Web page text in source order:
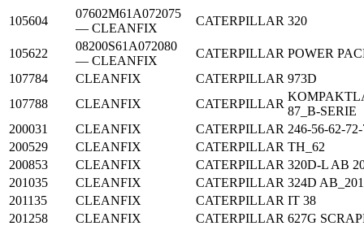
105604
07602M61A072075
— CLEANFIX
CATERPILLAR 320
105622
08200S61A072080
— CLEANFIX
CATERPILLAR POWER
107784
CLEANFIX CATERPILLAR 973D
107788
CLEANFIX CATERPILLAR
87_B-SERIE
200031
CLEANFIX CATERPILLAR 246-56-62-
200529
CLEANFIX CATERPILLAR TH_62
200853
CLEANFIX CATERPILLAR 320D-L AB
201035
CLEANFIX CATERPILLAR 324D
201135
CLEANFIX CATERPILLAR IT 38
201258
CLEANFIX CATERPILLAR 627G